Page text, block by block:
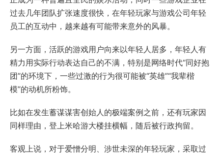
过去几年团队扩张速度很快，在年轻玩家与游戏公司年轻
员工的互动中，越来越有可能带来意外的风暴。
另一方面，活跃的游戏用户向来以年轻人居多，年轻人有
精力用实际行动表达自己的不满，特别是网络时代“同好抱
团”的环境下，一些过激的行为很可能被“英雄”“我辈楷
模”的动机所粉饰。
比如在发生蓄谋谋害创始人的极端案例之前，还有玩家因
同样理由，登上米哈游大楼挂横幅，随后被行政拘留。
客观上说，对于爱憎分明、涉世未深的年轻玩家，采取过